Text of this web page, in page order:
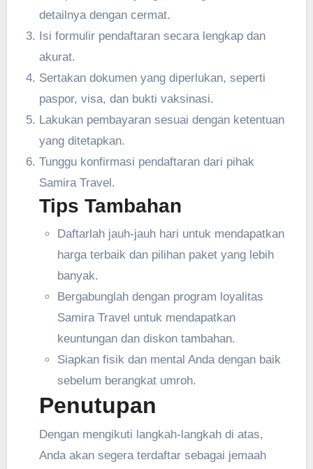
detailnya dengan cermat.
Isi formulir pendaftaran secara lengkap dan
akurat.
Sertakan dokumen yang diperlukan, seperti
paspor, visa, dan bukti vaksinasi.
Lakukan pembayaran sesuai dengan ketentuan
yang ditetapkan.
Tunggu konfirmasi pendaftaran dari pihak
Samira Travel.
Tips Tambahan
Daftarlah jauh-jauh hari untuk mendapatkan
harga terbaik dan pilihan paket yang lebih
banyak.
Bergabunglah dengan program loyalitas
Samira Travel untuk mendapatkan
keuntungan dan diskon tambahan.
Siapkan fisik dan mental Anda dengan baik
sebelum berangkat umroh.
Penutupan
Dengan mengikuti langkah-langkah di atas,
Anda akan segera terdaftar sebagai jemaah